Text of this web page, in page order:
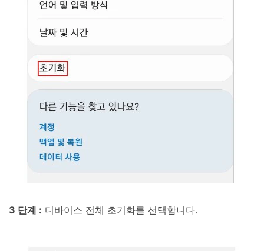
3 단계 : 디바이스 전체 초기화를 선택합니다.